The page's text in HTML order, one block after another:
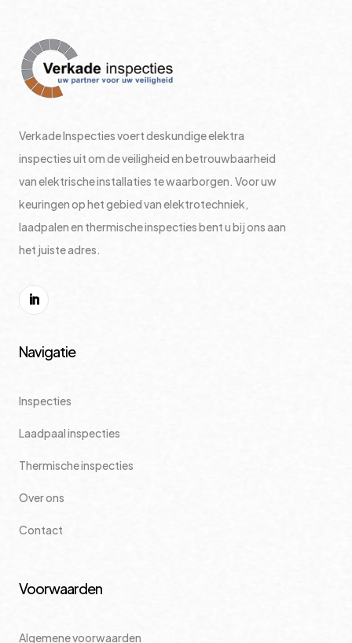
Verkade Inspecties voert deskundige elektra
inspecties uit om de veiligheid en betrouwbaarheid
van elektrische installaties te waarborgen. Voor uw
keuringen op het gebied van elektrotechniek,
laadpalen en thermische inspecties bent u bij ons aan
het juiste adres.
Navigatie
Inspecties
Laadpaal inspecties
Thermische inspecties
Over ons
Contact
Voorwaarden
Algemene voorwaarden